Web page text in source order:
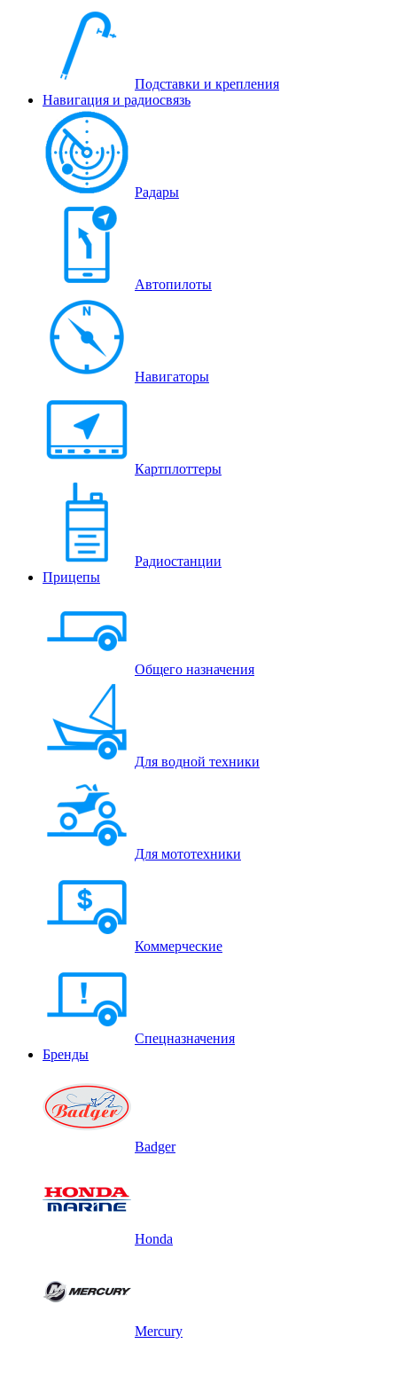
Подставки и крепления
Навигация и радиосвязь
Радары
Автопилоты
Навигаторы
Картплоттеры
Радиостанции
Прицепы
Общего назначения
Для водной техники
Для мототехники
Коммерческие
Спецназначения
Бренды
Badger
Honda
Mercury